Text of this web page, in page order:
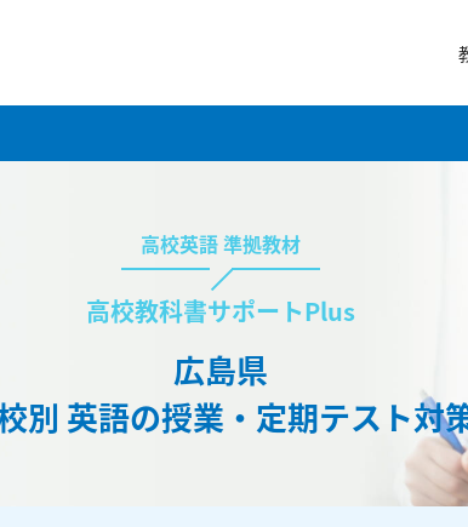
高校英語 準拠教材
高校教科書サポートPlus
広島県
別 英語の授業・定期テスト対